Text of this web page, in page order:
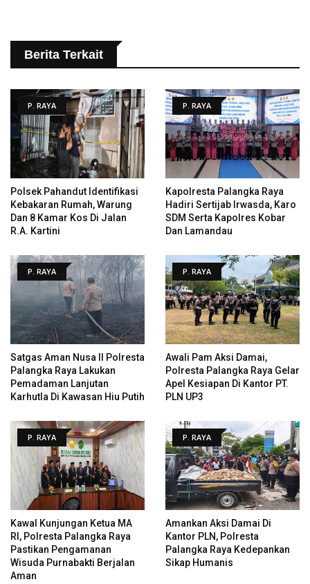
Berita Terkait
P. RAYA
Polsek Pahandut Identifikasi
Kebakaran Rumah, Warung
Dan 8 Kamar Kos Di Jalan
R.A. Kartini
P. RAYA
Kapolresta Palangka Raya
Hadiri Sertijab Irwasda, Karo
SDM Serta Kapolres Kobar
Dan Lamandau
P. RAYA
Satgas Aman Nusa II Polresta
Palangka Raya Lakukan
Pemadaman Lanjutan
Karhutla Di Kawasan Hiu Putih
P. RAYA
Awali Pam Aksi Damai,
Polresta Palangka Raya Gelar
Apel Kesiapan Di Kantor PT.
PLN UP3
P. RAYA
Kawal Kunjungan Ketua MA
RI, Polresta Palangka Raya
Pastikan Pengamanan
Wisuda Purnabakti Berjalan
Aman
P. RAYA
Amankan Aksi Damai Di
Kantor PLN, Polresta
Palangka Raya Kedepankan
Sikap Humanis